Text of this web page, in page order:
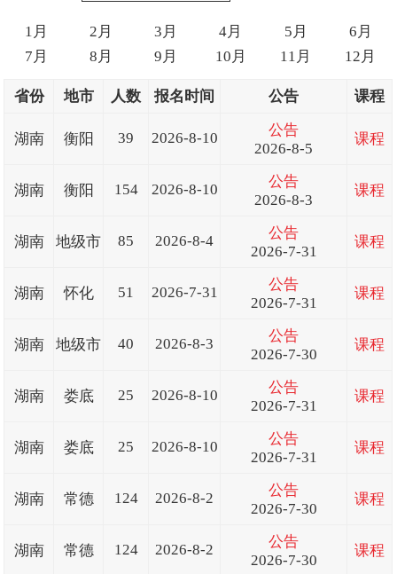
1月 2月 3月 4月 5月
6月
7月
8月 9月 10月 11月 12月
省份 地市 人数 报名时间 公告 课程
湖南 衡阳 39 2026-8-10
公告
2026-8-5
课程
湖南 衡阳 154 2026-8-10
公告
2026-8-3
课程
湖南 地级市 85 2026-8-4
公告
2026-7-31
课程
湖南 怀化 51 2026-7-31
公告
2026-7-31
课程
湖南 地级市 40 2026-8-3
公告
2026-7-30
课程
湖南 娄底 25 2026-8-10
公告
2026-7-31
课程
湖南 娄底 25 2026-8-10
公告
2026-7-31
课程
湖南 常德 124 2026-8-2
公告
2026-7-30
课程
湖南 常德 124 2026-8-2
公告
2026-7-30
课程